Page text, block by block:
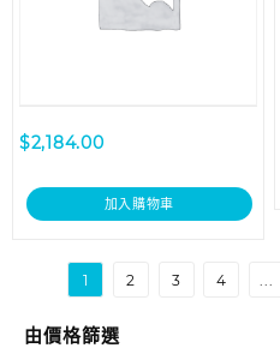
由價格篩選
$2,184.00
加入購物車
1 2 3 4